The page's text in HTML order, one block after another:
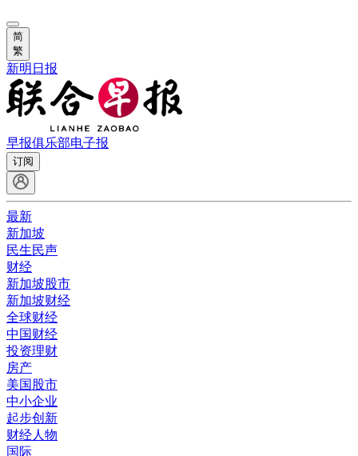
简
繁
新明日报
早报俱乐部电子报
订阅
最新
新加坡
民生民声
财经
新加坡股市
新加坡财经
全球财经
中国财经
投资理财
房产
美国股市
中小企业
起步创新
财经人物
国际